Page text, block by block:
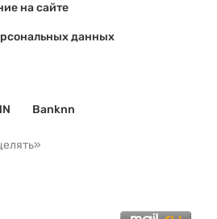
на сайте
данных
Banknn